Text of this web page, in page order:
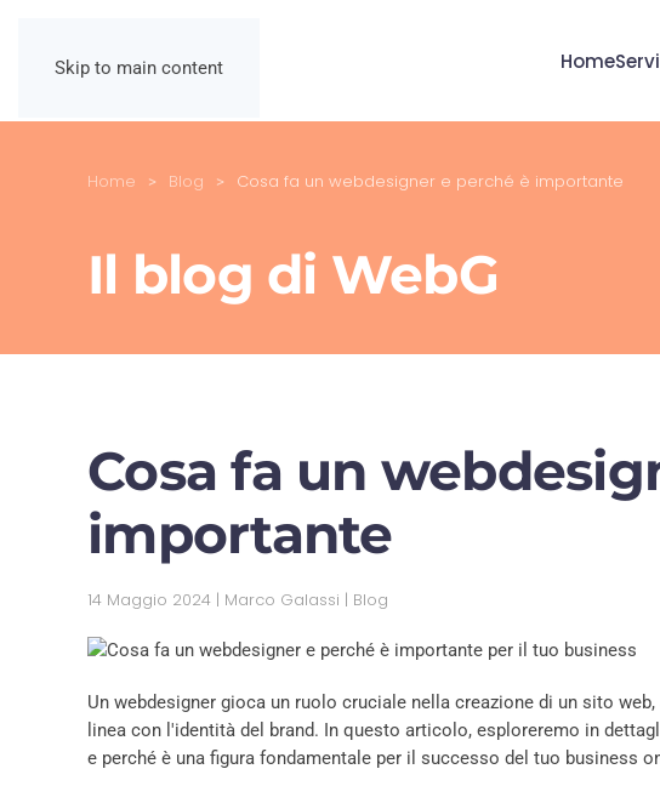
Skip to main content Home
Home Blog Cosa fa un webdesigner e perché è importante
Il blog di WebG
Cosa fa un
importante
14 Maggio 2024 | Marco Galassi | Blog
Un webdesigner gioca un ruolo cruciale nella creazione di un sito
linea con l'identità del brand. In questo articolo, esploreremo in
e perché è una figura fondamentale per il successo del tuo business